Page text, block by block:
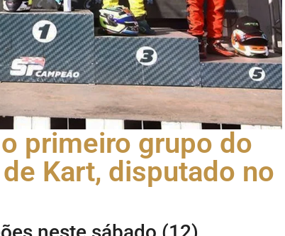
primeiro grupo do
Kart, disputado no